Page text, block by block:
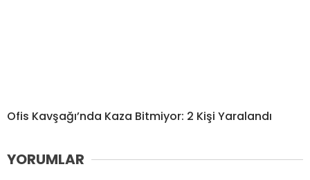
Ofis Kavşağı’nda Kaza Bitmiyor: 2 Kişi Yaralandı
YORUMLAR